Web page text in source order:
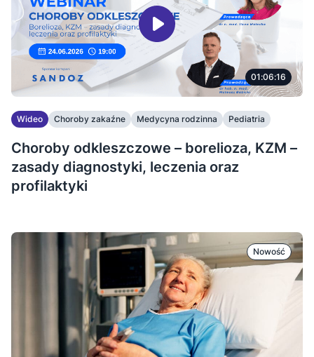
01:06:16
Wideo Choroby zakaźne Medycyna rodzinna Pediatria
Choroby odkleszczowe – borelioza, KZM –
zasady diagnostyki, leczenia oraz
profilaktyki
Nowość